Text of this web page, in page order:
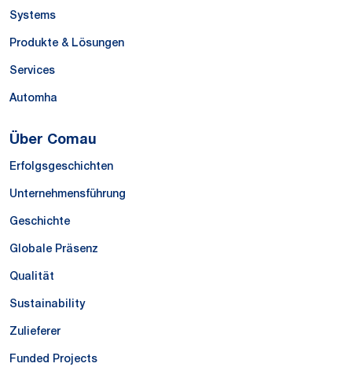
Systems
Produkte & Lösungen
Services
Automha
Über Comau
Erfolgsgeschichten
Unternehmensführung
Geschichte
Globale Präsenz
Qualität
Sustainability
Zulieferer
Funded Projects